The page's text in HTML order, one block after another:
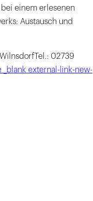
einem erlesenen
Austausch und
02739
external-link-new-